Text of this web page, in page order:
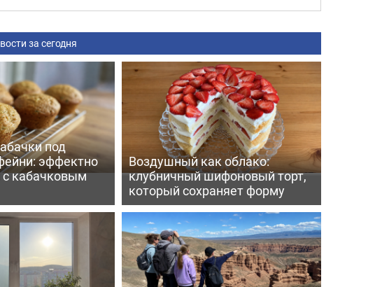
за сегодня
под
эффектно
кабачковым
Воздушный как облако:
клубничный шифоновый торт,
который сохраняет форму